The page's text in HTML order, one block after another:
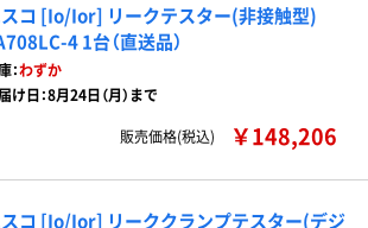
コ [Io/Ior] リークテスター(非接触型)
4 1台（直送品）
：わずか
け日：8月24日（月）まで
販売価格(税込) ￥148,206
コ [Io/Ior] リーククランプテスター(デジ